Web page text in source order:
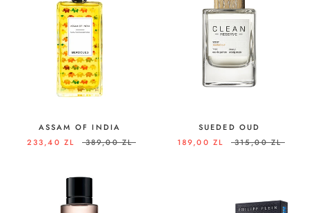
ASSAM OF INDIA
233,40 ZL
389,00 ZL
SUEDED OUD
189,00 ZL
315,00 ZL